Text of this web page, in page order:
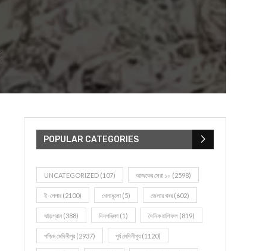
POPULAR CATEGORIES
UNCATEGORIZED (107) আজকের সেরা ১০ (2598)
ই-পেপার (2100) খেলাধূলো (5) জেলার খবর (602)
ঝাড়গ্রাম (388) দিনপঞ্জিকা (1) দৈনিক রাশিফল (819)
পশ্চিম মেদিনীপুর (2937) পূর্ব মেদিনীপুর (1120)